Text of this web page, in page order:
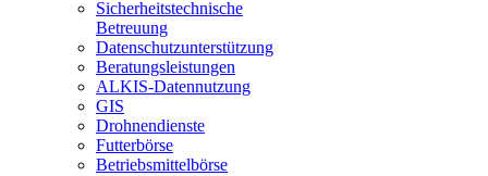
Sicherheitstechnische
Betreuung
Datenschutzunterstützung
Beratungsleistungen
ALKIS-Datennutzung
GIS
Drohnendienste
Futterbörse
Betriebsmittelbörse